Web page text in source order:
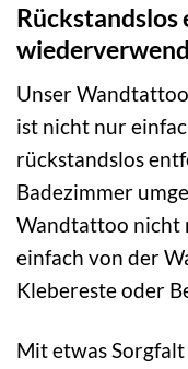
Unser
ist nicht nur
rückstandslos
Badezimmer
Wandtattoo nicht
einfach von der
Klebereste oder
Mit etwas